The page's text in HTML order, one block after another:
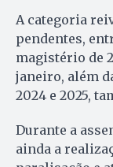
A categoria
pendentes,
magistério de
janeiro, além
2024 e 2025,
Durante a
ainda a